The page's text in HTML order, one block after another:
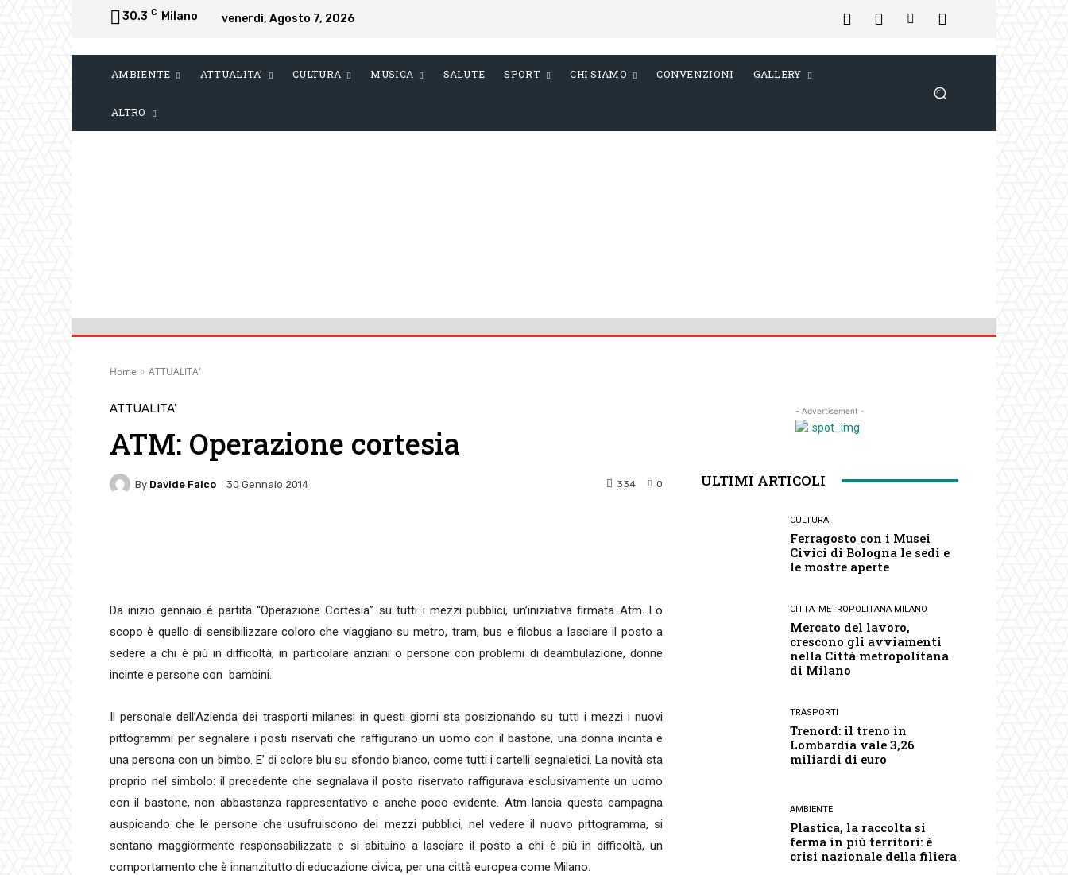
30.3 C Milano venerdì, Agosto 7, 2026
AMBIENTE ATTUALITA’ CULTURA MUSICA SALUTE SPORT CHI SIAMO CONVENZIONI GALLERY
ALTRO
Home ATTUALITA'
ATTUALITA'
ATM: Operazione cortesia
By Davide Falco 30 Gennaio 2014 0
334
Da inizio gennaio è partita “Operazione Cortesia” su tutti i mezzi pubblici, un’iniziativa firmata Atm. Lo
scopo è quello di sensibilizzare coloro che viaggiano su metro, tram, bus e filobus a lasciare il posto a
sedere a chi è più in difficoltà, in particolare anziani o persone con problemi di deambulazione, donne
incinte e persone con bambini.
Il personale dell’Azienda dei trasporti milanesi in questi giorni sta posizionando su tutti i mezzi i nuovi
pittogrammi per segnalare i posti riservati che raffigurano un uomo con il bastone, una donna incinta e
una persona con un bimbo. E’ di colore blu su sfondo bianco, come tutti i cartelli segnaletici. La novità sta
proprio nel simbolo: il precedente che segnalava il posto riservato raffigurava esclusivamente un uomo
con il bastone, non abbastanza rappresentativo e anche poco evidente. Atm lancia questa campagna
auspicando che le persone che usufruiscono dei mezzi pubblici, nel vedere il nuovo pittogramma, si
sentano maggiormente responsabilizzate e si abituino a lasciare il posto a chi è più in difficoltà, un
comportamento che è innanzitutto di educazione civica, per una città europea come Milano.
- Advertisement -
ULTIMI ARTICOLI
CULTURA
Ferragosto con i Musei
Civici di Bologna le sedi e
le mostre aperte
CITTA' METROPOLITANA MILANO
Mercato del lavoro,
crescono gli avviamenti
nella Città metropolitana
di Milano
TRASPORTI
Trenord: il treno in
Lombardia vale 3,26
miliardi di euro
AMBIENTE
Plastica, la raccolta si
ferma in più territori: è
crisi nazionale della filiera